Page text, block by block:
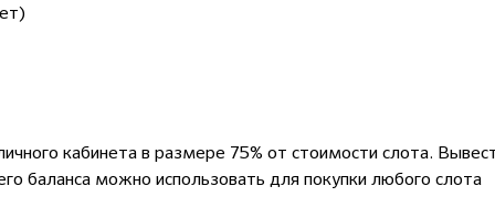
кабинета в размере 75% от стоимости слота.
баланса можно использовать для покупки любого слота